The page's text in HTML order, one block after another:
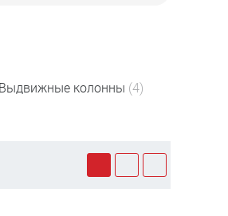
Выдвижные колонны (4)